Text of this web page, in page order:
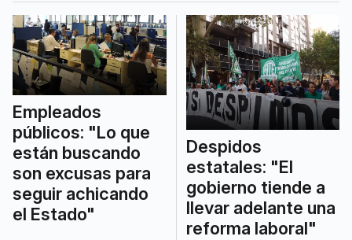
Empleados
públicos: "Lo que
están buscando
son excusas para
seguir achicando
el Estado"
Despidos
estatales: "El
gobierno tiende a
llevar adelante una
reforma laboral"